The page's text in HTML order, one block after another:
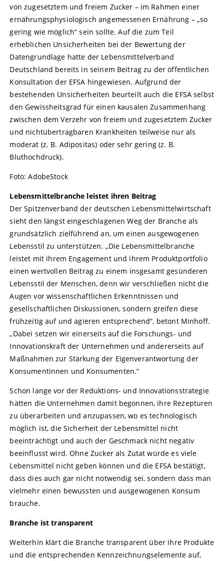
von zugesetztem und freiem Zucker – im Rahmen einer
ernährungsphysiologisch angemessenen Ernährung – „so
gering wie möglich“ sein sollte. Auf die zum Teil
erheblichen Unsicherheiten bei der Bewertung der
Datengrundlage hatte der Lebensmittelverband
Deutschland bereits in seinem Beitrag zu der öffentlichen
Konsultation der EFSA hingewiesen. Aufgrund der
bestehenden Unsicherheiten beurteilt auch die EFSA selbst
den Gewissheitsgrad für einen kausalen Zusammenhang
zwischen dem Verzehr von freiem und zugesetztem Zucker
und nichtübertragbaren Krankheiten teilweise nur als
moderat (z. B. Adipositas) oder sehr gering (z. B.
Bluthochdruck).
Foto: AdobeStock
Lebensmittelbranche leistet ihren Beitrag
Der Spitzenverband der deutschen Lebensmittelwirtschaft
sieht den längst eingeschlagenen Weg der Branche als
grundsätzlich zielführend an, um einen ausgewogenen
Lebensstil zu unterstützen. „Die Lebensmittelbranche
leistet mit ihrem Engagement und ihrem Produktportfolio
einen wertvollen Beitrag zu einem insgesamt gesünderen
Lebensstil der Menschen, denn wir verschließen nicht die
Augen vor wissenschaftlichen Erkenntnissen und
gesellschaftlichen Diskussionen, sondern greifen diese
frühzeitig auf und agieren entsprechend“, betont Minhoff.
„Dabei setzen wir einerseits auf die Forschungs- und
Innovationskraft der Unternehmen und andererseits auf
Maßnahmen zur Stärkung der Eigenverantwortung der
Konsumentinnen und Konsumenten.“
Schon lange vor der Reduktions- und Innovationsstrategie
hätten die Unternehmen damit begonnen, ihre Rezepturen
zu überarbeiten und anzupassen, wo es technologisch
möglich ist, die Sicherheit der Lebensmittel nicht
beeinträchtigt und auch der Geschmack nicht negativ
beeinflusst wird. Ohne Zucker als Zutat würde es viele
Lebensmittel nicht geben können und die EFSA bestätigt,
dass dies auch gar nicht notwendig sei, sondern dass man
vielmehr einen bewussten und ausgewogenen Konsum
brauche.
Branche ist transparent
Weiterhin klärt die Branche transparent über ihre Produkte
und die entsprechenden Kennzeichnungselemente auf,